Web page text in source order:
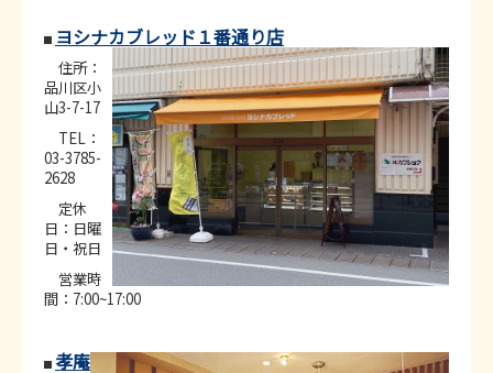
ヨシナカブレッド１番通り店
住所：
品川区小
山3-7-17
TEL：
03-3785-
2628
定休
日：日曜
日・祝日
営業時
間：7:00~17:00
孝庵